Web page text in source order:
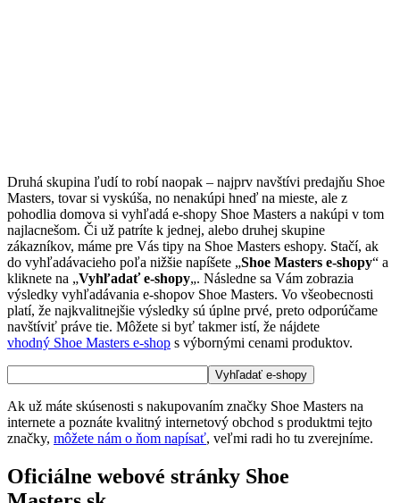
Druhá skupina ľudí to robí naopak – najprv navštívi predajňu Shoe
Masters, tovar si vyskúša, no nenakúpi hneď na mieste, ale z
pohodlia domova si vyhľadá e-shopy Shoe Masters a nakúpi v tom
najlacnešom. Či už patríte k jednej, alebo druhej skupine
zákazníkov, máme pre Vás tipy na Shoe Masters eshopy. Stačí, ak
do vyhľadávacieho poľa nižšie napíšete „Shoe Masters e-shopy“ a
kliknete na „Vyhľadať e-shopy„. Následne sa Vám zobrazia
výsledky vyhľadávania e-shopov Shoe Masters. Vo všeobecnosti
platí, že najkvalitnejšie výsledky sú úplne prvé, preto odporúčame
navštíviť práve tie. Môžete si byť takmer istí, že nájdete
vhodný Shoe Masters e-shop s výbornými cenami produktov.
Ak už máte skúsenosti s nakupovaním značky Shoe Masters na
internete a poznáte kvalitný internetový obchod s produktmi tejto
značky, môžete nám o ňom napísať, veľmi radi ho tu zverejníme.
Oficiálne webové stránky Shoe